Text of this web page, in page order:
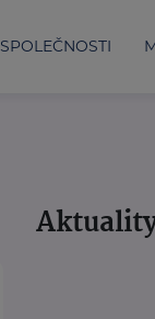
SPOLEČNOSTI